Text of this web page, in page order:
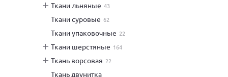
ткани льняные 43
ткани суровые 62
ткани упаковочные 22
ткани шерстяные 164
ткань ворсовая 22
ткань двунитка